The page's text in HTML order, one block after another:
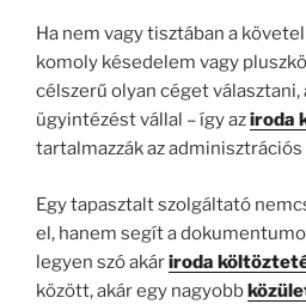
Ha nem vagy tisztában a
komoly késedelem vagy
célszerű olyan céget
ügyintézést vállal – így aziroda
tartalmazzák az
Egy tapasztalt szolgáltató
el, hanem segít a
legyen szó akáriroda
között, akár egy nagyobb